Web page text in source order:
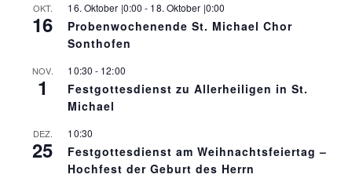
OKT.
16
16. Oktober |0:00 - 18. Oktober |0:00
Probenwochenende St. Michael Chor
Sonthofen
NOV.
1
10:30 - 12:00
Festgottesdienst zu Allerheiligen in St.
Michael
DEZ.
25
10:30
Festgottesdienst am Weihnachtsfeiertag –
Hochfest der Geburt des Herrn